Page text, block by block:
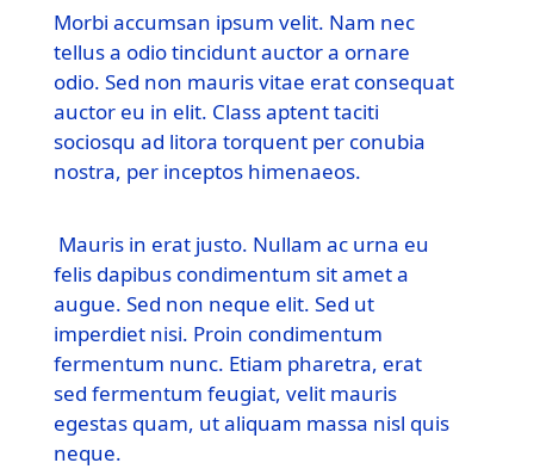
Morbi accumsan ipsum velit. Nam nec
tellus a odio tincidunt auctor a ornare
odio. Sed non mauris vitae erat consequat
auctor eu in elit. Class aptent taciti
sociosqu ad litora torquent per conubia
nostra, per inceptos himenaeos.
Mauris in erat justo. Nullam ac urna eu
felis dapibus condimentum sit amet a
augue. Sed non neque elit. Sed ut
imperdiet nisi. Proin condimentum
fermentum nunc. Etiam pharetra, erat
sed fermentum feugiat, velit mauris
egestas quam, ut aliquam massa nisl quis
neque.